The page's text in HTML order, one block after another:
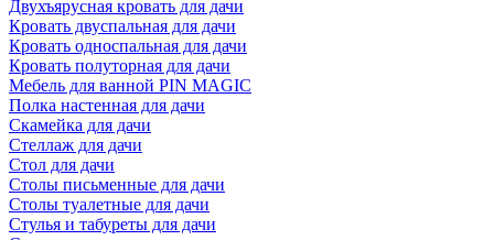
Двухъярусная кровать для дачи
Кровать двуспальная для дачи
Кровать односпальная для дачи
Кровать полуторная для дачи
Мебель для ванной PIN MAGIC
Полка настенная для дачи
Скамейка для дачи
Стеллаж для дачи
Стол для дачи
Столы письменные для дачи
Столы туалетные для дачи
Стулья и табуреты для дачи